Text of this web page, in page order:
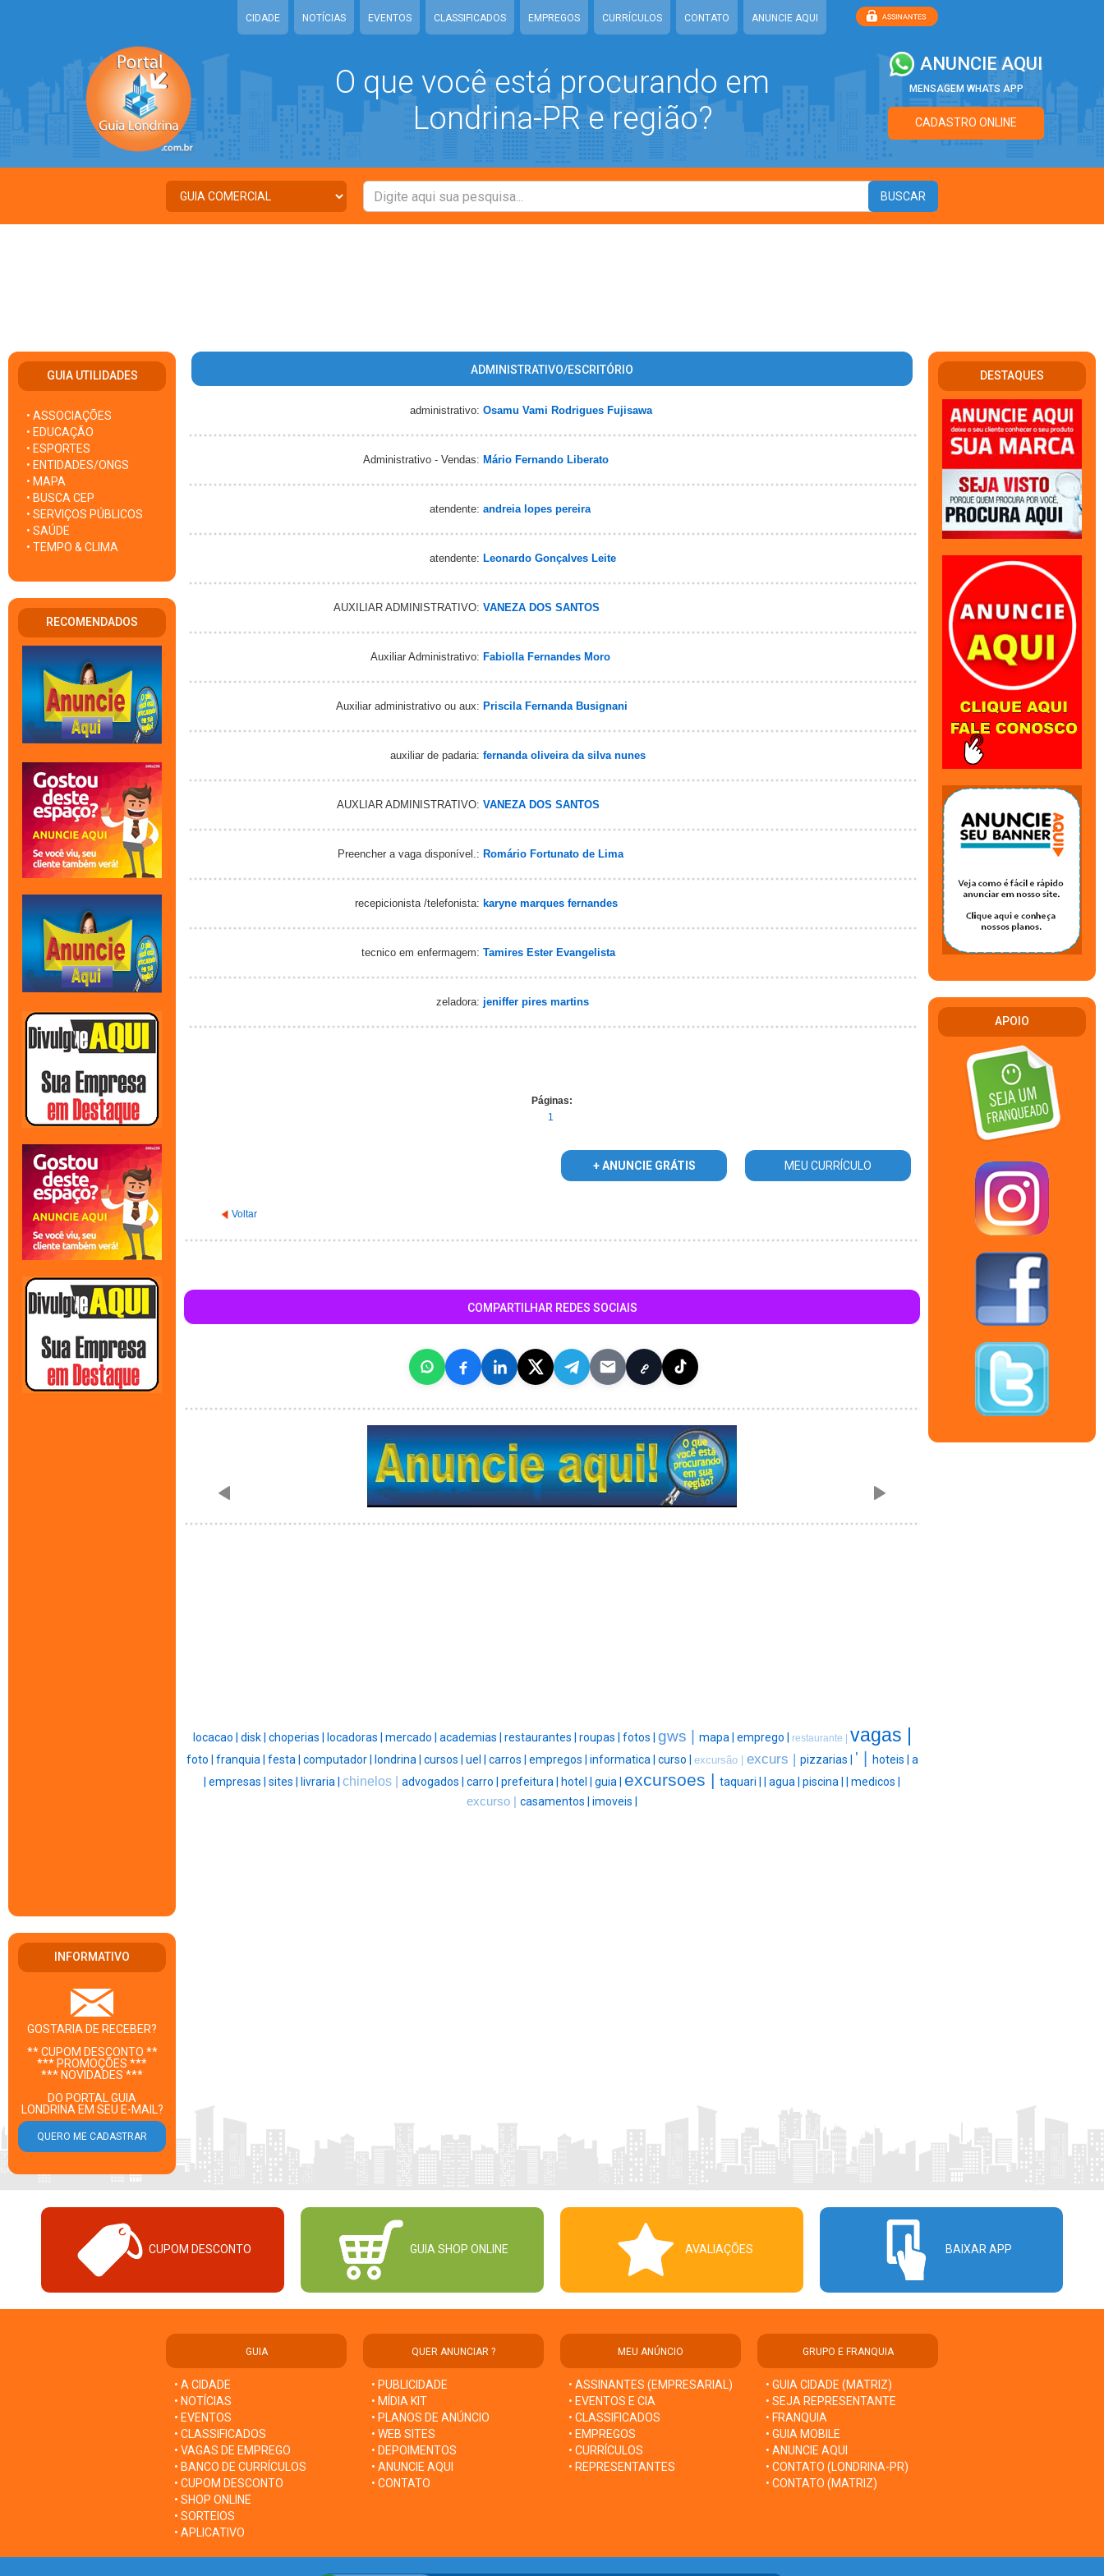
CIDADE NOTÍCIAS EVENTOS CLASSIFICADOS EMPREGOS CURRÍCULOS CONTATO ANUNCIE AQUI
O que você está procurando em
Londrina-PR e região?
ANUNCIE AQUI
MENSAGEM WHATS APP
CADASTRO ONLINE
GUIA UTILIDADES
• ASSOCIAÇÕES
• EDUCAÇÃO
• ESPORTES
• ENTIDADES/ONGS
• MAPA
• BUSCA CEP
• SERVIÇOS PÚBLICOS
• SAÚDE
• TEMPO & CLIMA
RECOMENDADOS
INFORMATIVO
GOSTARIA DE RECEBER?
** CUPOM DESCONTO **
*** PROMOÇÕES ***
*** NOVIDADES ***
DO PORTAL GUIA
LONDRINA EM SEU E-MAIL?
ADMINISTRATIVO/ESCRITÓRIO
administrativo: Osamu Vami Rodrigues Fujisawa
Administrativo - Vendas: Mário Fernando Liberato
atendente: andreia lopes pereira
atendente: Leonardo Gonçalves Leite
AUXILIAR ADMINISTRATIVO: VANEZA DOS SANTOS
Auxiliar Administrativo: Fabiolla Fernandes Moro
Auxiliar administrativo ou aux: Priscila Fernanda Busignani
auxiliar de padaria: fernanda oliveira da silva nunes
AUXLIAR ADMINISTRATIVO: VANEZA DOS SANTOS
Preencher a vaga disponível.: Romário Fortunato de Lima
recepicionista /telefonista: karyne marques fernandes
tecnico em enfermagem: Tamires Ester Evangelista
zeladora: jeniffer pires martins
Páginas:
1
+ ANUNCIE GRÁTIS MEU CURRÍCULO
Voltar
COMPARTILHAR REDES SOCIAIS
locacao | disk | choperias | locadoras | mercado | academias | restaurantes | roupas | fotos | gws | mapa | emprego | restaurante | vagas |
foto | franquia | festa | computador | londrina | cursos | uel | carros | empregos | informatica | curso | excursão | excurs | pizzarias | ' | hoteis | a
empresas | sites | livraria | chinelos | advogados | carro | prefeitura | hotel | guia | excursoes | taquari | agua | piscina |
medicos |
excurso | casamentos | imoveis |
DESTAQUES
APOIO
CUPOM DESCONTO GUIA SHOP ONLINE AVALIAÇÕES BAIXAR APP
GUIA
• A CIDADE
• NOTÍCIAS
• EVENTOS
• CLASSIFICADOS
• VAGAS DE EMPREGO
• BANCO DE CURRÍCULOS
• CUPOM DESCONTO
• SHOP ONLINE
• SORTEIOS
• APLICATIVO
QUER ANUNCIAR ?
• PUBLICIDADE
• MÍDIA KIT
• PLANOS DE ANÚNCIO
• WEB SITES
• DEPOIMENTOS
• ANUNCIE AQUI
• CONTATO
MEU ANÚNCIO
• ASSINANTES (EMPRESARIAL)
• EVENTOS E CIA
• CLASSIFICADOS
• EMPREGOS
• CURRÍCULOS
• REPRESENTANTES
GRUPO E FRANQUIA
• GUIA CIDADE (MATRIZ)
• SEJA REPRESENTANTE
• FRANQUIA
• GUIA MOBILE
• ANUNCIE AQUI
• CONTATO (LONDRINA-PR)
• CONTATO (MATRIZ)